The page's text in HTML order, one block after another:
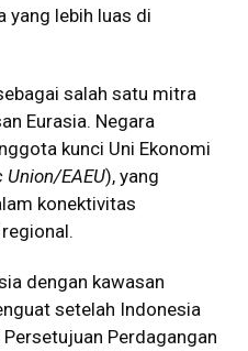
yang lebih luas di
salah satu mitra
Eurasia. Negara
kunci Uni Ekonomi
Union/EAEU), yang
konektivitas
dengan kawasan
setelah Indonesia
Perdagangan